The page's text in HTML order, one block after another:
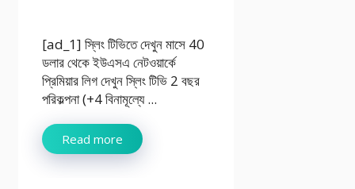
[ad_1] স্লিং টিভিতে দেখুন মাসে 40
ডলার থেকে ইউএসএ নেটওয়ার্কে
প্রিমিয়ার লিগ দেখুন স্লিং টিভি 2 বছর
পরিকল্পনা (+4 বিনামূল্যে ...
Read more